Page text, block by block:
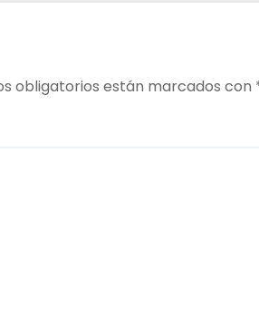
obligatorios están marcados con